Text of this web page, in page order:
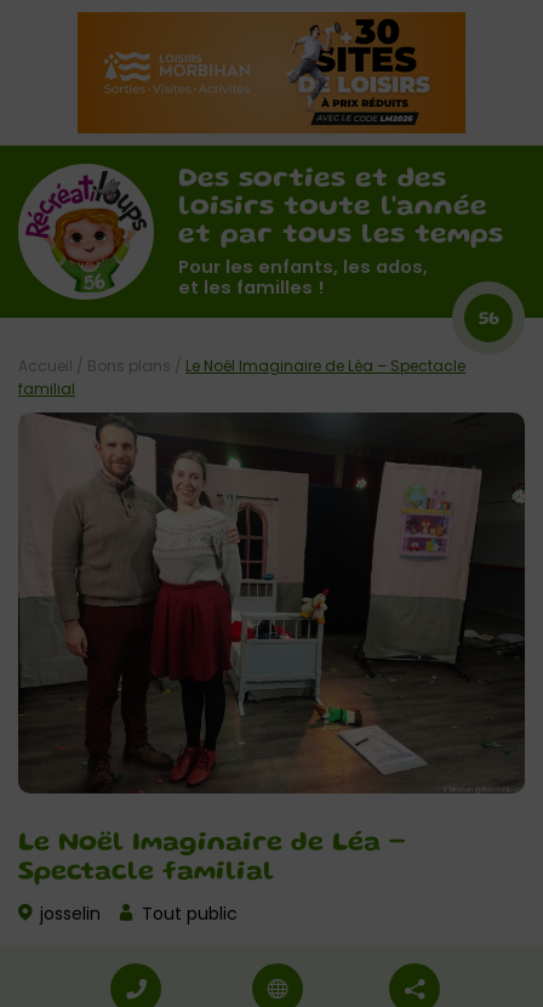
Des sorties et des
loisirs toute l'année
et par tous les temps
Pour les enfants, les ados,
et les familles !
56
Le Noël Imaginaire de Léa –
Spectacle familial
josselin Tout public
Accueil / Bons plans / Le Noël Imaginaire de Léa – Spectacle
familial